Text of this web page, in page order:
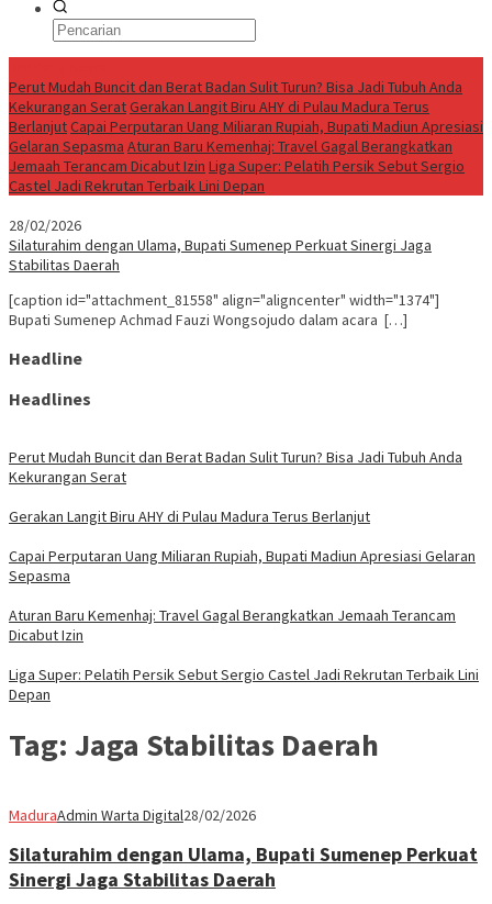
Perut Mudah Buncit dan Berat Badan Sulit Turun? Bisa Jadi Tubuh Anda
Kekurangan SeratGerakan Langit Biru AHY di Pulau Madura Terus
BerlanjutCapai Perputaran Uang Miliaran Rupiah, Bupati Madiun Apresiasi
Gelaran Sepasma Aturan Baru Kemenhaj: Travel Gagal Berangkatkan
Jemaah Terancam Dicabut Izin Liga Super: Pelatih Persik Sebut Sergio
Castel Jadi Rekrutan Terbaik Lini Depan
28/02/2026
Silaturahim dengan Ulama, Bupati Sumenep Perkuat Sinergi Jaga
Stabilitas Daerah
[caption id="attachment_81558" align="aligncenter" width="1374"]
Bupati Sumenep Achmad Fauzi Wongsojudo dalam acara […]
Headline
Headlines
Perut Mudah Buncit dan Berat Badan Sulit Turun? Bisa Jadi Tubuh Anda
Kekurangan Serat
Gerakan Langit Biru AHY di Pulau Madura Terus Berlanjut
Capai Perputaran Uang Miliaran Rupiah, Bupati Madiun Apresiasi Gelaran
Sepasma
Aturan Baru Kemenhaj: Travel Gagal Berangkatkan Jemaah Terancam
Dicabut Izin
Liga Super: Pelatih Persik Sebut Sergio Castel Jadi Rekrutan Terbaik Lini
Depan
Tag: Jaga Stabilitas Daerah
MaduraAdmin Warta Digital28/02/2026
Silaturahim dengan Ulama, Bupati Sumenep Perkuat
Sinergi Jaga Stabilitas Daerah